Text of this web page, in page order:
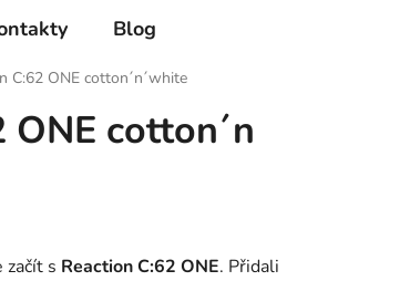
KOŠÍK
Blog
C:62 ONE cotton´n´white
ONE cotton´n
začít s Reaction C:62 ONE. Přidali